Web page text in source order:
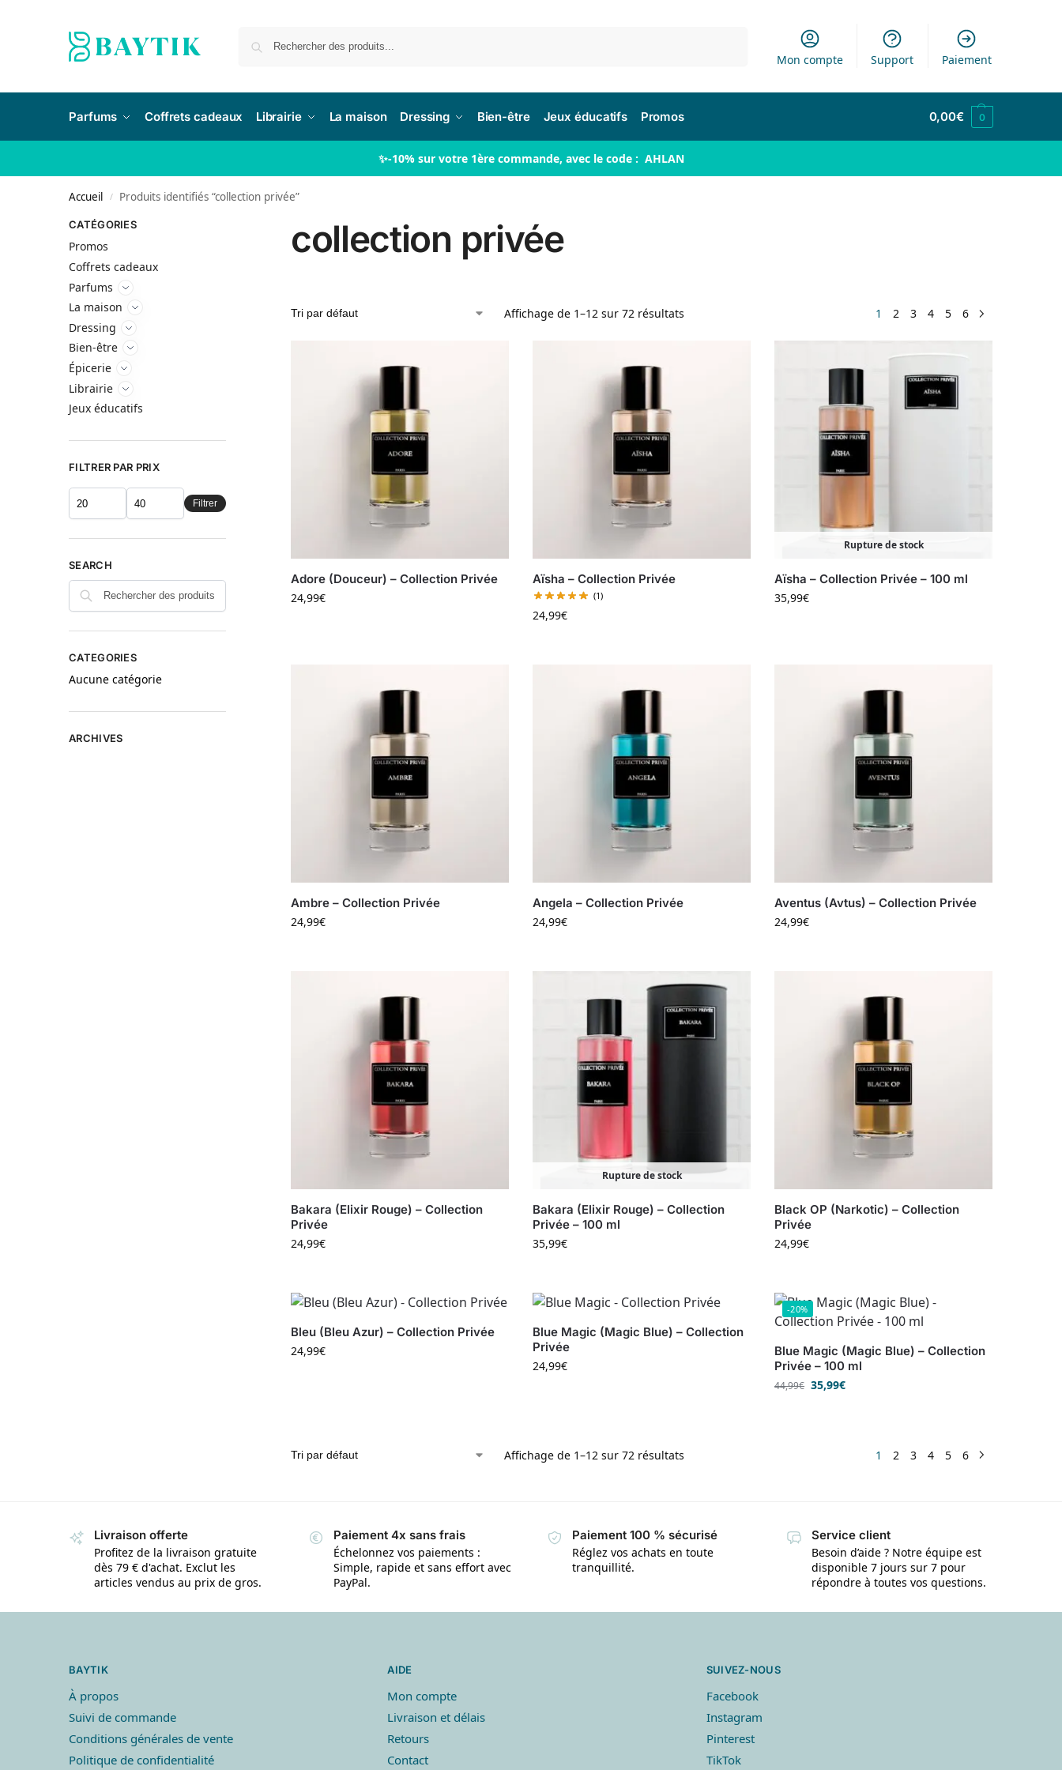
Mon compte Support Paiement
Parfums Coffrets cadeaux Librairie La maison Dressing Bien-être Jeux éducatifs Promos 0,00€ 0
✨-10% sur votre 1ère commande, avec le code : AHLAN
Accueil / Produits identifiés “collection privée”
collection privée
Affichage de 1–12 sur 72 résultats 1 2 3 4 5 6
Adore (Douceur) – Collection Privée
24,99€
Aïsha – Collection Privée
(1)
24,99€
Rupture de stock
Aïsha – Collection Privée – 100 ml
35,99€
Ambre – Collection Privée
24,99€
Angela – Collection Privée
24,99€
Aventus (Avtus) – Collection Privée
24,99€
Bakara (Elixir Rouge) – Collection
Privée
24,99€
Rupture de stock
Bakara (Elixir Rouge) – Collection
Privée – 100 ml
35,99€
Black OP (Narkotic) – Collection
Privée
24,99€
Bleu (Bleu Azur) – Collection Privée
24,99€
Blue Magic (Magic Blue) – Collection
Privée
24,99€
-20%
Blue Magic (Magic Blue) – Collection
Privée – 100 ml
44,99€ 35,99€
Affichage de 1–12 sur 72 résultats 1 2 3 4 5 6
CATÉGORIES
Promos
Coffrets cadeaux
Parfums
La maison
Dressing
Bien-être
Épicerie
Librairie
Jeux éducatifs
FILTRER PAR PRIX
Filtrer
SEARCH
CATEGORIES
Aucune catégorie
ARCHIVES
Livraison offerte
Profitez de la livraison gratuite
dès 79 € d'achat. Exclut les
articles vendus au prix de gros.
Paiement 4x sans frais
Échelonnez vos paiements :
Simple, rapide et sans effort avec
PayPal.
Paiement 100 % sécurisé
Réglez vos achats en toute
tranquillité.
Service client
Besoin d’aide ? Notre équipe est
disponible 7 jours sur 7 pour
répondre à toutes vos questions.
BAYTIK
À propos
Suivi de commande
Conditions générales de vente
Politique de confidentialité
AIDE
Mon compte
Livraison et délais
Retours
Contact
SUIVEZ-NOUS
Facebook
Instagram
Pinterest
TikTok